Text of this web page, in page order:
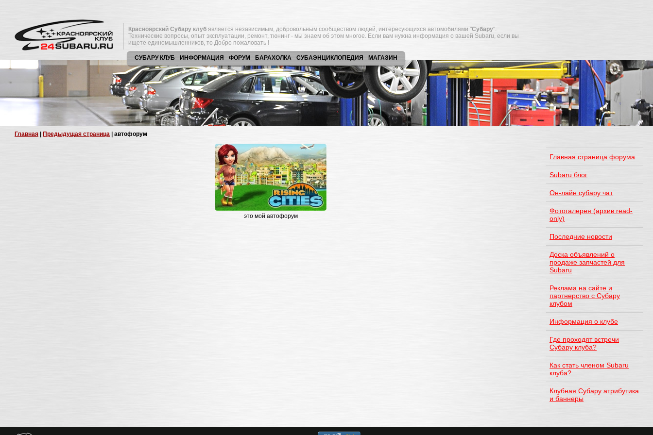
Красноярский Субару клуб является независимым, добровольным сообществом людей, интересующихся автомобилями "Субару".
Технические вопросы, опыт эксплуатации, ремонт, тюнинг - мы знаем об этом многое. Если вам нужна информация о вашей Subaru, если вы
ищете единомышленников, то Добро пожаловать !
СУБАРУ КЛУБ ИНФОРМАЦИЯ ФОРУМ БАРАХОЛКА СУБАЭНЦИКЛОПЕДИЯ МАГАЗИН
Главная Предыдущая страница | автофорум
это мой автофорум
Главная страница форума
Subaru блог
Он-лайн субару чат
Фотогалерея (архив read-
only)
Последние новости
Доска объявлений о
продаже запчастей для
Subaru
Реклама на сайте и
партнерство с Субару
клубом
Информация о клубе
Где проходят встречи
Субару клуба?
Как стать членом Subaru
клуба?
Клубная Субару атрибутика
и баннеры